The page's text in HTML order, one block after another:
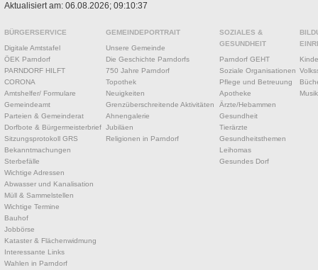
Aktualisiert am: 06.08.2026; 09:10:37
BÜRGERSERVICE
Digitale Amtstafel
ÖEK Parndorf
PARNDORF HILFT
CORONA
Amtshelfer/ Formulare
Gemeindeamt
Parteien & Gemeinderat
Dorfbote & Bürgermeisterbrief
Sitzungsprotokoll GRS
Bekanntmachungen
Sterbefälle
Wichtige Adressen
Abwasser und Kanalisation
Müll & Sammelstellen
Wichtige Termine
Bauhof
Jobbörse
Kataster & Flächenwidmung
Interessante Links
Wahlen in Parndorf
GEMEINDEPORTRAIT
Unsere Gemeinde
Die Geschichte Parndorfs
750 Jahre Parndorf
Topothek
Neuigkeiten
Grenzüberschreitende Aktivitäten
Ahnengalerie
Jubiläen
Religionen in Parndorf
SOZIALES &
GESUNDHEIT
Parndorf GEHT
Soziale Organisationen
Pflege und Betreuung
Apotheke
Ärzte/Hebammen
Gesundheit
Tierärzte
Gesundheitsthemen
Leihomas
Gesundes Dorf